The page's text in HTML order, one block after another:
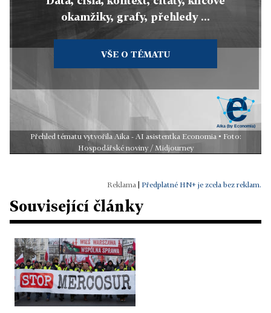
okamžiky, grafy, přehledy ...
VŠE O TÉMATU
Přehled tématu vytvořila Aika - AI asistentka Economia • Foto:
Hospodářské noviny / Midjourney
Předplatné HN+ je zcela bez reklam.
Související články